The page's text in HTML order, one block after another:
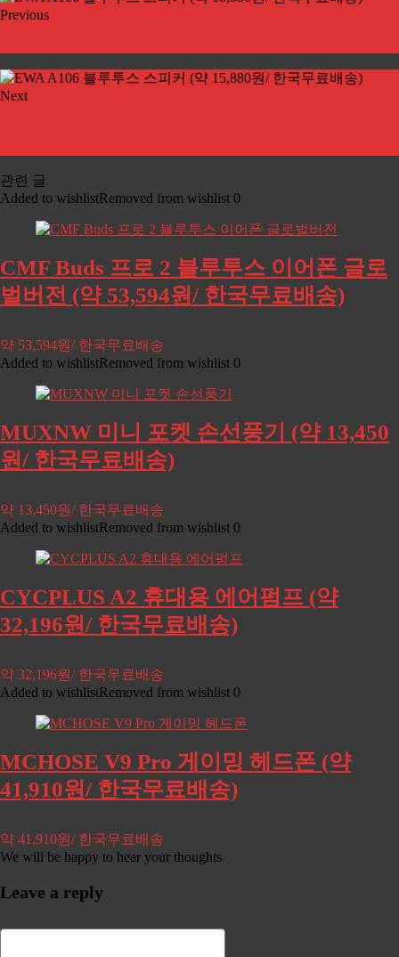
Previous
Next
관련 글
Added to wishlistRemoved from wishlist 0
CMF Buds 프로 2 블루투스 이어폰 글로
벌버전 (약 53,594원/ 한국무료배송)
약 53,594원/ 한국무료배송
Added to wishlistRemoved from wishlist 0
MUXNW 미니 포켓 손선풍기 (약 13,450
원/ 한국무료배송)
약 13,450원/ 한국무료배송
Added to wishlistRemoved from wishlist 0
CYCPLUS A2 휴대용 에어펌프 (약
32,196원/ 한국무료배송)
약 32,196원/ 한국무료배송
Added to wishlistRemoved from wishlist 0
MCHOSE V9 Pro 게이밍 헤드폰 (약
41,910원/ 한국무료배송)
약 41,910원/ 한국무료배송
We will be happy to hear your thoughts
Leave a reply